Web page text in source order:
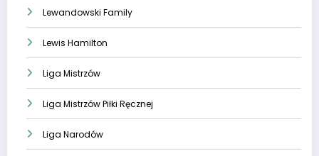
Lewandowski Family
Lewis Hamilton
Liga Mistrzów
Liga Mistrzów Piłki Ręcznej
Liga Narodów